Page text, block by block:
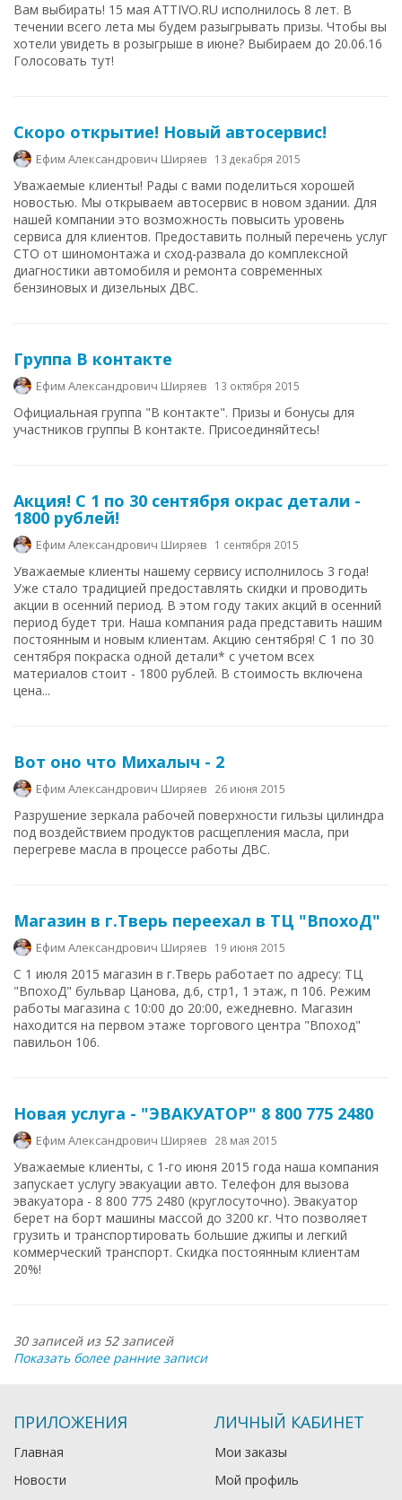
Вам выбирать! 15 мая ATTIVO.RU исполнилось 8 лет. В
течении всего лета мы будем разыгрывать призы. Чтобы вы
хотели увидеть в розыгрыше в июне? Выбираем до 20.06.16
Голосовать тут!
Скоро открытие! Новый автосервис!
Ефим Александрович Ширяев 13 декабря 2015
Уважаемые клиенты! Рады с вами поделиться хорошей
новостью. Мы открываем автосервис в новом здании. Для
нашей компании это возможность повысить уровень
сервиса для клиентов. Предоставить полный перечень услуг
СТО от шиномонтажа и сход-развала до комплексной
диагностики автомобиля и ремонта современных
бензиновых и дизельных ДВС.
Группа В контакте
Ефим Александрович Ширяев 13 октября 2015
Официальная группа "В контакте". Призы и бонусы для
участников группы В контакте. Присоединяйтесь!
Акция! С 1 по 30 сентября окрас детали -
1800 рублей!
Ефим Александрович Ширяев 1 сентября 2015
Уважаемые клиенты нашему сервису исполнилось 3 года!
Уже стало традицией предоставлять скидки и проводить
акции в осенний период. В этом году таких акций в осенний
период будет три. Наша компания рада представить нашим
постоянным и новым клиентам. Акцию сентября! С 1 по 30
сентября покраска одной детали* с учетом всех
материалов стоит - 1800 рублей. В стоимость включена
цена...
Вот оно что Михалыч - 2
Ефим Александрович Ширяев 26 июня 2015
Разрушение зеркала рабочей поверхности гильзы цилиндра
под воздействием продуктов расщепления масла, при
перегреве масла в процессе работы ДВС.
Магазин в г.Тверь переехал в ТЦ "ВпохоД"
Ефим Александрович Ширяев 19 июня 2015
С 1 июля 2015 магазин в г.Тверь работает по адресу: ТЦ
"ВпохоД" бульвар Цанова, д.6, стр1, 1 этаж, п 106. Режим
работы магазина с 10:00 до 20:00, ежедневно. Магазин
находится на первом этаже торгового центра "Впоход"
павильон 106.
Новая услуга - "ЭВАКУАТОР" 8 800 775 2480
Ефим Александрович Ширяев 28 мая 2015
Уважаемые клиенты, с 1-го июня 2015 года наша компания
запускает услугу эвакуации авто. Телефон для вызова
эвакуатора - 8 800 775 2480 (круглосуточно). Эвакуатор
берет на борт машины массой до 3200 кг. Что позволяет
грузить и транспортировать большие джипы и легкий
коммерческий транспорт. Скидка постоянным клиентам
20%!
30 записей из 52 записей
Показать более ранние записи
ПРИЛОЖЕНИЯ
Главная
Новости
ЛИЧНЫЙ КАБИНЕТ
Мои заказы
Мой профиль